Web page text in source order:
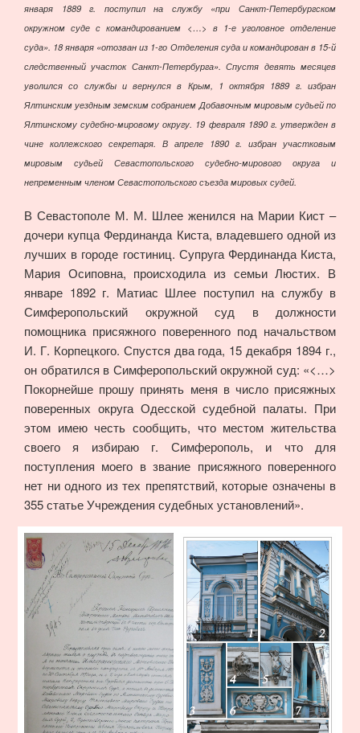
января 1889 г. поступил на службу «при Санкт-Петербургском
окружном суде с командированием <…> в 1-е уголовное отделение
суда». 18 января «отозван из 1-го Отделения суда и командирован в 15-й
следственный участок Санкт-Петербурга». Спустя девять месяцев
уволился со службы и вернулся в Крым, 1 октября 1889 г. избран
Ялтинским уездным земским собранием Добавочным мировым судьей по
Ялтинскому судебно-мировому округу. 19 февраля 1890 г. утвержден в
чине коллежского секретаря. В апреле 1890 г. избран участковым
мировым судьей Севастопольского судебно-мирового округа и
непременным членом Севастопольского съезда мировых судей.
В Севастополе М. М. Шлее женился на Марии Кист –
дочери купца Фердинанда Киста, владевшего одной из
лучших в городе гостиниц. Супруга Фердинанда Киста,
Мария Осиповна, происходила из семьи Люстих. В
январе 1892 г. Матиас Шлее поступил на службу в
Симферопольский окружной суд в должности
помощника присяжного поверенного под начальством
И. Г. Корпецкого. Спустся два года, 15 декабря 1894 г.,
он обратился в Симферопольский окружной суд: «<…>
Покорнейше прошу принять меня в число присяжных
поверенных округа Одесской судебной палаты. При
этом имею честь сообщить, что местом жительства
своего я избираю г. Симферополь, и что для
поступления моего в звание присяжного поверенного
нет ни одного из тех препятствий, которые означены в
355 статье Учреждения судебных установлений».